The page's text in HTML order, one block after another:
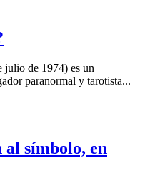
julio de 1974) es un
paranormal y tarotista...
símbolo, en